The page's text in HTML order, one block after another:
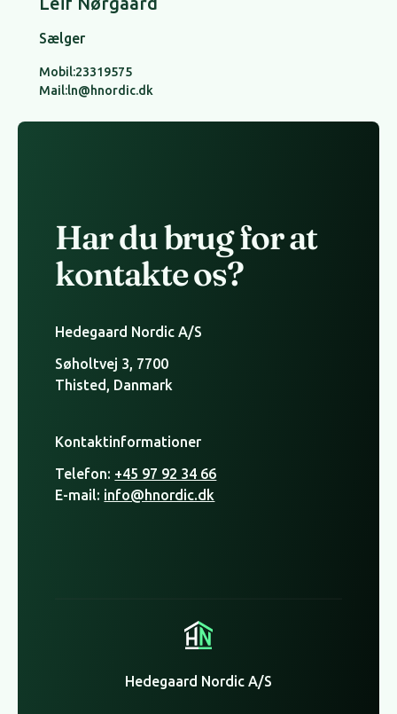
Sælger
Mobil:23319575
Mail:ln@hnordic.dk
Har du brug for at
kontakte os?
Hedegaard Nordic A/S
Søholtvej 3, 7700
Thisted, Danmark
Kontaktinformationer
Telefon: +45 97 92 34 66
E-mail: info@hnordic.dk
Hedegaard Nordic A/S